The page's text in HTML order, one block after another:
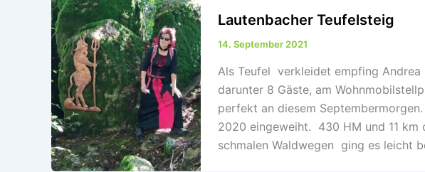
Lautenbacher Teufelsteig
14. September 2021
Als Teufel verkleidet empfing
darunter 8 Gäste, am
perfekt an diesem
2020 eingeweiht. 430 HM und 11
schmalen Waldwegen ging es leicht